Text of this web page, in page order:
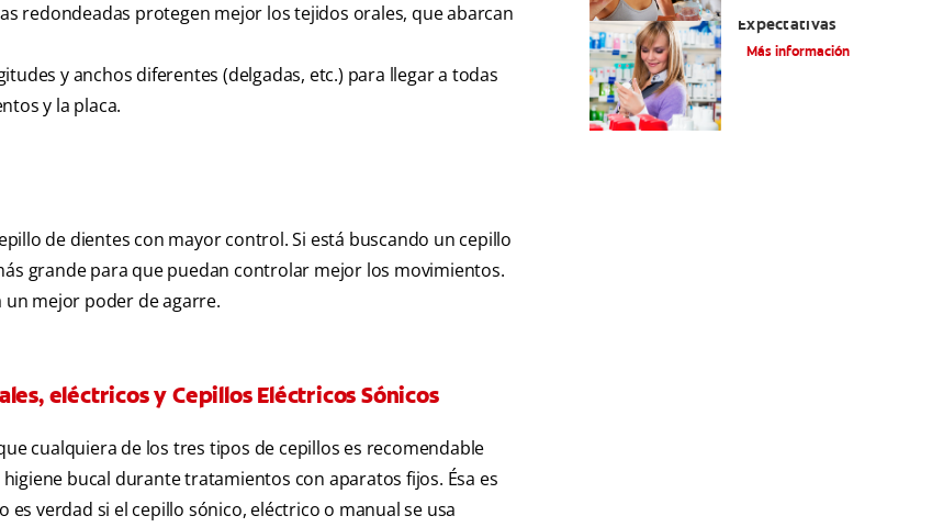
redondeadas protegen mejor los tejidos orales, que abarcan
y anchos diferentes (delgadas, etc.) para llegar a todas
y la placa.
de dientes con mayor control. Si está buscando un cepillo
grande para que puedan controlar mejor los movimientos.
mejor poder de agarre.
eléctricos y Cepillos Eléctricos Sónicos
cualquiera de los tres tipos de cepillos es recomendable
bucal durante tratamientos con aparatos fijos. Ésa es
verdad si el cepillo sónico, eléctrico o manual se usa
Expectativas
Más información